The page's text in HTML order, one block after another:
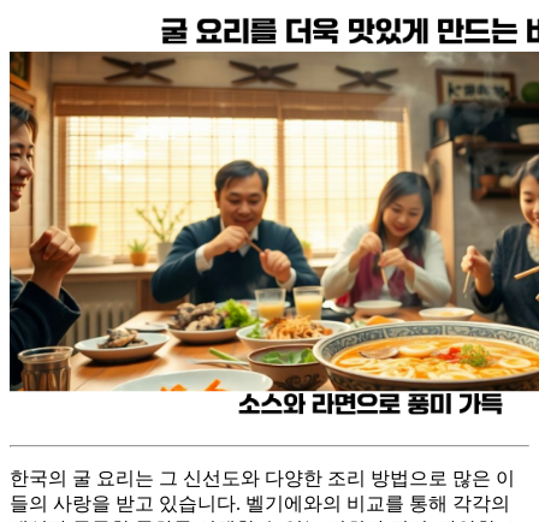
한국의 굴 요리는 그 신선도와 다양한 조리 방법으로 많은 이
들의 사랑을 받고 있습니다. 벨기에와의 비교를 통해 각각의